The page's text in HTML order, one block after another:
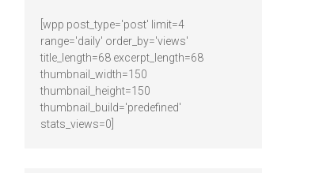
[wpp post_type='post' limit=4
range='daily' order_by='views'
title_length=68 excerpt_length=68
thumbnail_width=150
thumbnail_height=150
thumbnail_build='predefined'
stats_views=0]